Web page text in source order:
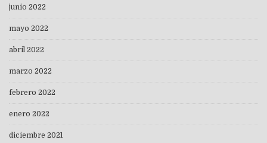
junio 2022
mayo 2022
abril 2022
marzo 2022
febrero 2022
enero 2022
diciembre 2021